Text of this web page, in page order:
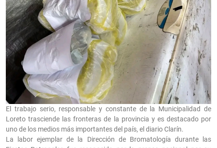
El trabajo serio, responsable y constante de la Municipalidad de
Loreto trasciende las fronteras de la provincia y es destacado por
uno de los medios más importantes del país, el diario Clarín.
La labor ejemplar de la Dirección de Bromatología durante las